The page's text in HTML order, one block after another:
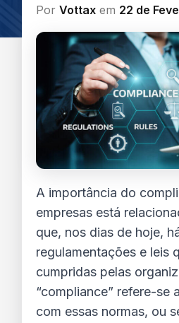
PorVottax em 22 de
A importância do
empresas está
que, nos dias de hoje,
regulamentações e leis
cumpridas pelas
“compliance” refere-se
com essas normas, ou